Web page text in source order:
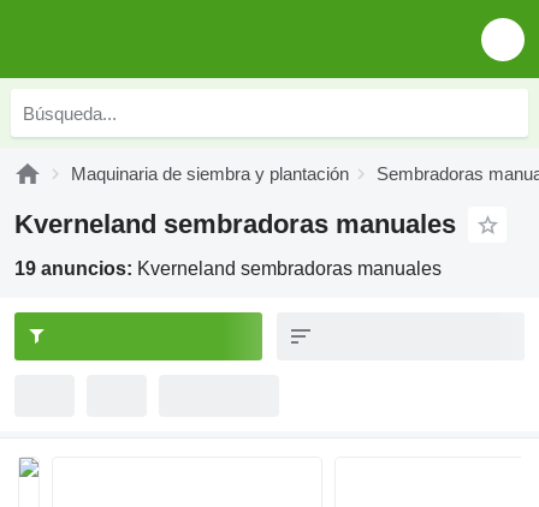
Maquinaria de siembra y plantación Sembradoras
Kverneland sembradoras manuales
19 anuncios: Kverneland sembradoras manuales